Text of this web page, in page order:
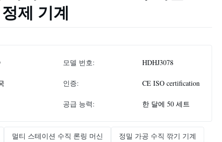
제 기계
모델 번호: HDHJ3078
인증: CE ISO certification
공급 능력: 한 달에 50 세트
멀티 스테이션 수직 론링 머신 정밀 가공 수직 깎기 기계